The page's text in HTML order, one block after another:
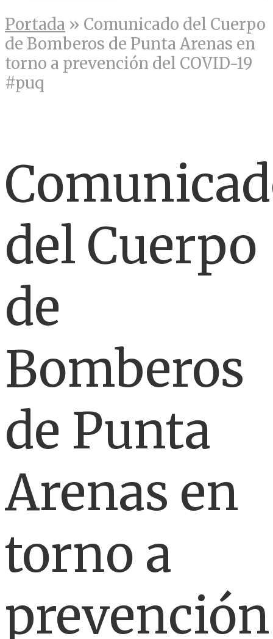
Portada » Comunicado del Cuerpo
de Bomberos de Punta Arenas en
torno a prevención del COVID-19
#puq
del Cuerpo
de
Bomberos
de Punta
Arenas en
torno a
prevención